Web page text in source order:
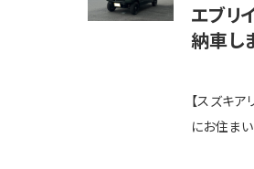
エブリ
納車し
【スズキ
にお住ま